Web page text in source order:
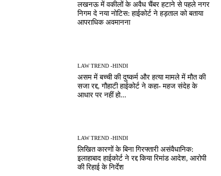
लखनऊ में वकीलों के अवैध चैंबर हटाने से पहले नगर
निगम दे नया नोटिस: हाईकोर्ट ने हड़ताल को बताया
आपराधिक अवमानना
LAW TREND -HINDI
असम में बच्ची की दुष्कर्म और हत्या मामले में मौत की
सजा रद्द, गौहाटी हाईकोर्ट ने कहा- महज संदेह के
आधार पर नहीं हो...
LAW TREND -HINDI
लिखित कारणों के बिना गिरफ्तारी असंवैधानिक:
इलाहाबाद हाईकोर्ट ने रद्द किया रिमांड आदेश, आरोपी
की रिहाई के निर्देश